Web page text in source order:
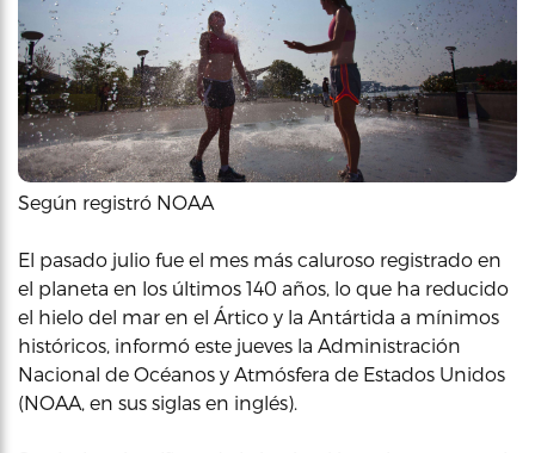
Según registró NOAA
El pasado julio fue el mes más caluroso registrado en
el planeta en los últimos 140 años, lo que ha reducido
el hielo del mar en el Ártico y la Antártida a mínimos
históricos, informó este jueves la Administración
Nacional de Océanos y Atmósfera de Estados Unidos
(NOAA, en sus siglas en inglés).